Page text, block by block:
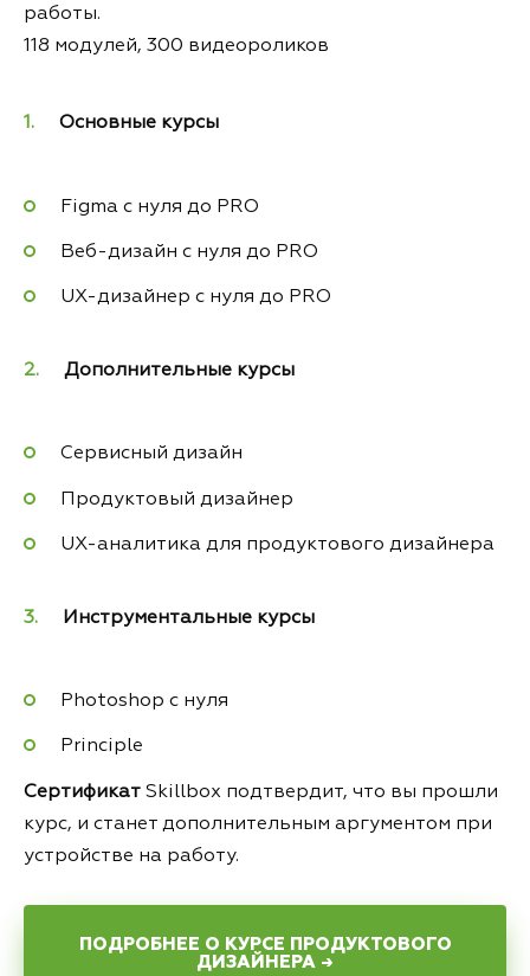
работы.
118 модулей, 300 видеороликов
Основные курсы
Figma с нуля до PRO
Веб-дизайн с нуля до PRO
UX-дизайнер с нуля до PRO
Дополнительные курсы
Сервисный дизайн
Продуктовый дизайнер
UX-аналитика для продуктового дизайнера
Инструментальные курсы
Photoshop с нуля
Principle
Сертификат Skillbox подтвердит, что вы прошли
курс, и станет дополнительным аргументом при
устройстве на работу.
ПОДРОБНЕЕ О КУРСЕ ПРОДУКТОВОГО
ДИЗАЙНЕРА →